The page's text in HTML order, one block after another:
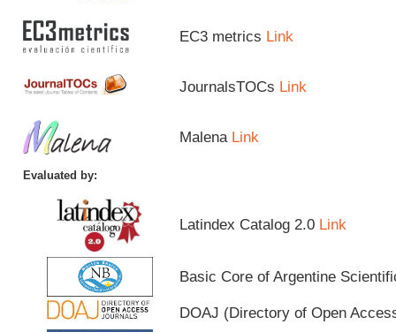
EC3 metrics Link
JournalsTOCs Link
Malena Link
Evaluated by:
Latindex Catalog 2.0 Link
Basic Core of Argentine
DOAJ (Directory of Open